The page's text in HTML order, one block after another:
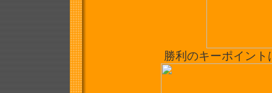
勝利のキーポイン